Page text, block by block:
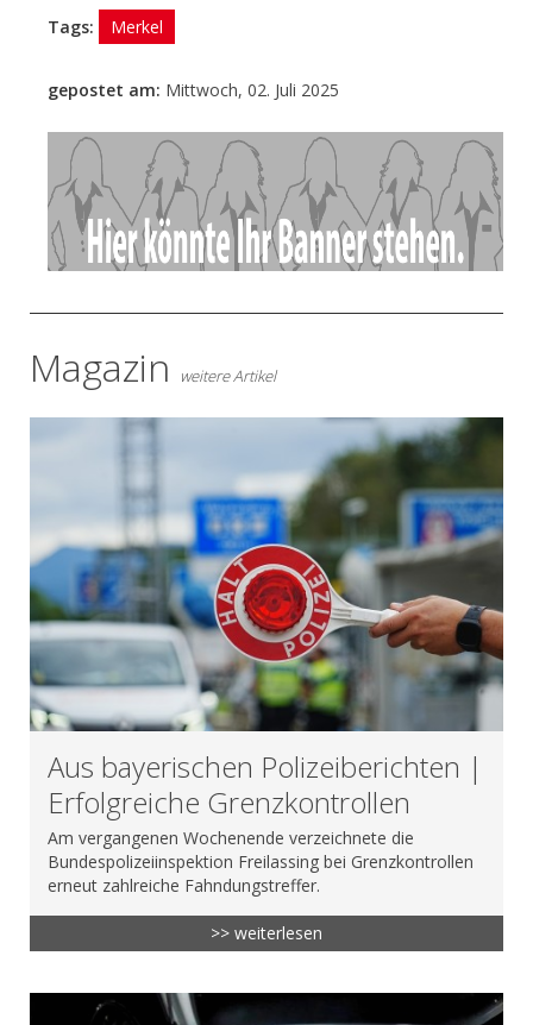
Tags: Merkel
gepostet am: Mittwoch, 02. Juli 2025
- Anzeige -
Magazin weitere Artikel
Aus bayerischen Polizeiberichten |
Erfolgreiche Grenzkontrollen
Am vergangenen Wochenende verzeichnete die
Bundespolizeiinspektion Freilassing bei Grenzkontrollen
erneut zahlreiche Fahndungstreffer.
>> weiterlesen